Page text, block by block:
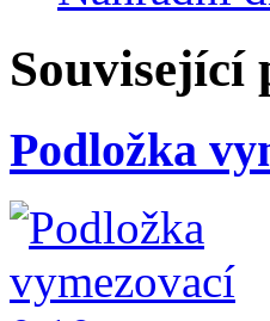
Související
Podložka